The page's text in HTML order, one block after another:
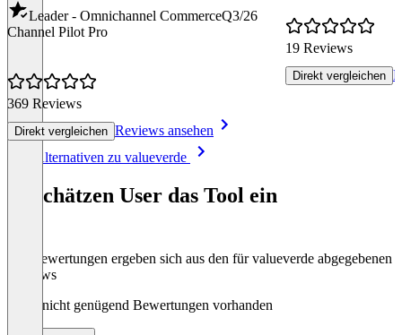
Leader - Omnichannel CommerceQ3/26
Channel Pilot Pro
369 Reviews
Direkt vergleichen Reviews ansehen
19 Reviews
Direkt vergleichen
Alle Alternativen zu valueverde
So schätzen User das Tool ein
Die Bewertungen ergeben sich aus den für valueverde abgegebenen
Reviews
Noch nicht genügend Bewertungen vorhanden